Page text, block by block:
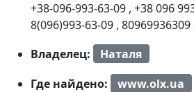
+38-096-993-63-09 , +38 096
8(096)993-63-09 , 80969936309
Владелец:
Наталя
Где найдено:
www.olx.ua